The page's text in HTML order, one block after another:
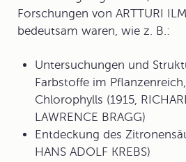
Forschungen von ARTTURI
bedeutsam waren, wie z. B.:
Untersuchungen und
Farbstoffe im
Chlorophylls (1915,
LAWRENCE BRAGG)
Entdeckung des
HANS ADOLF KREBS)